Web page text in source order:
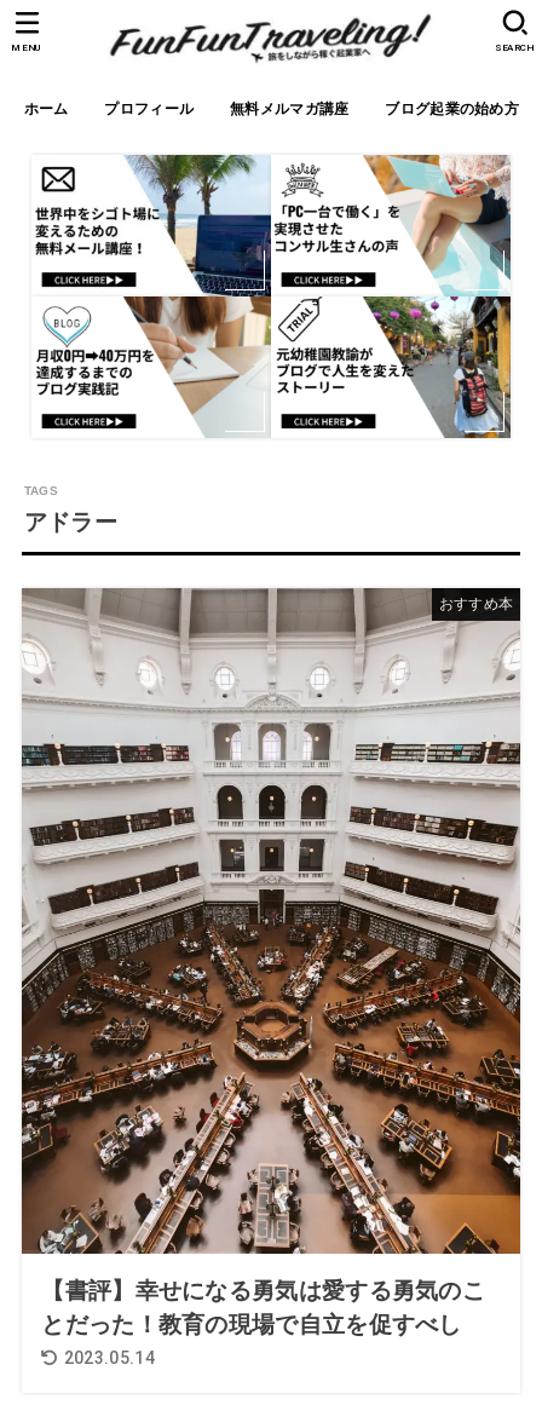
ホーム プロフィール 無料メルマガ講座 ブログ起業の始め方
SEARCH
MENU
アドラー
おすすめ本
【書評】幸せになる勇気は愛する勇気のこ
とだった！教育の現場で自立を促すべし
2023.05.14